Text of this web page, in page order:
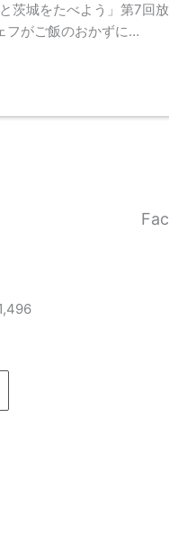
茨城をたべよう」第7回
フがご飯のおかずに…